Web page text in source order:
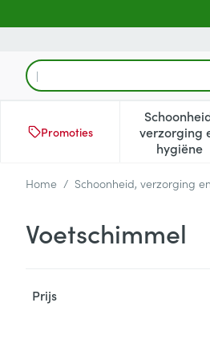
Product, merk, categorie...
Promoties
verzorging
hygiëne
Home / Schoonheid, verzorging
Voetschimmel
Prijs